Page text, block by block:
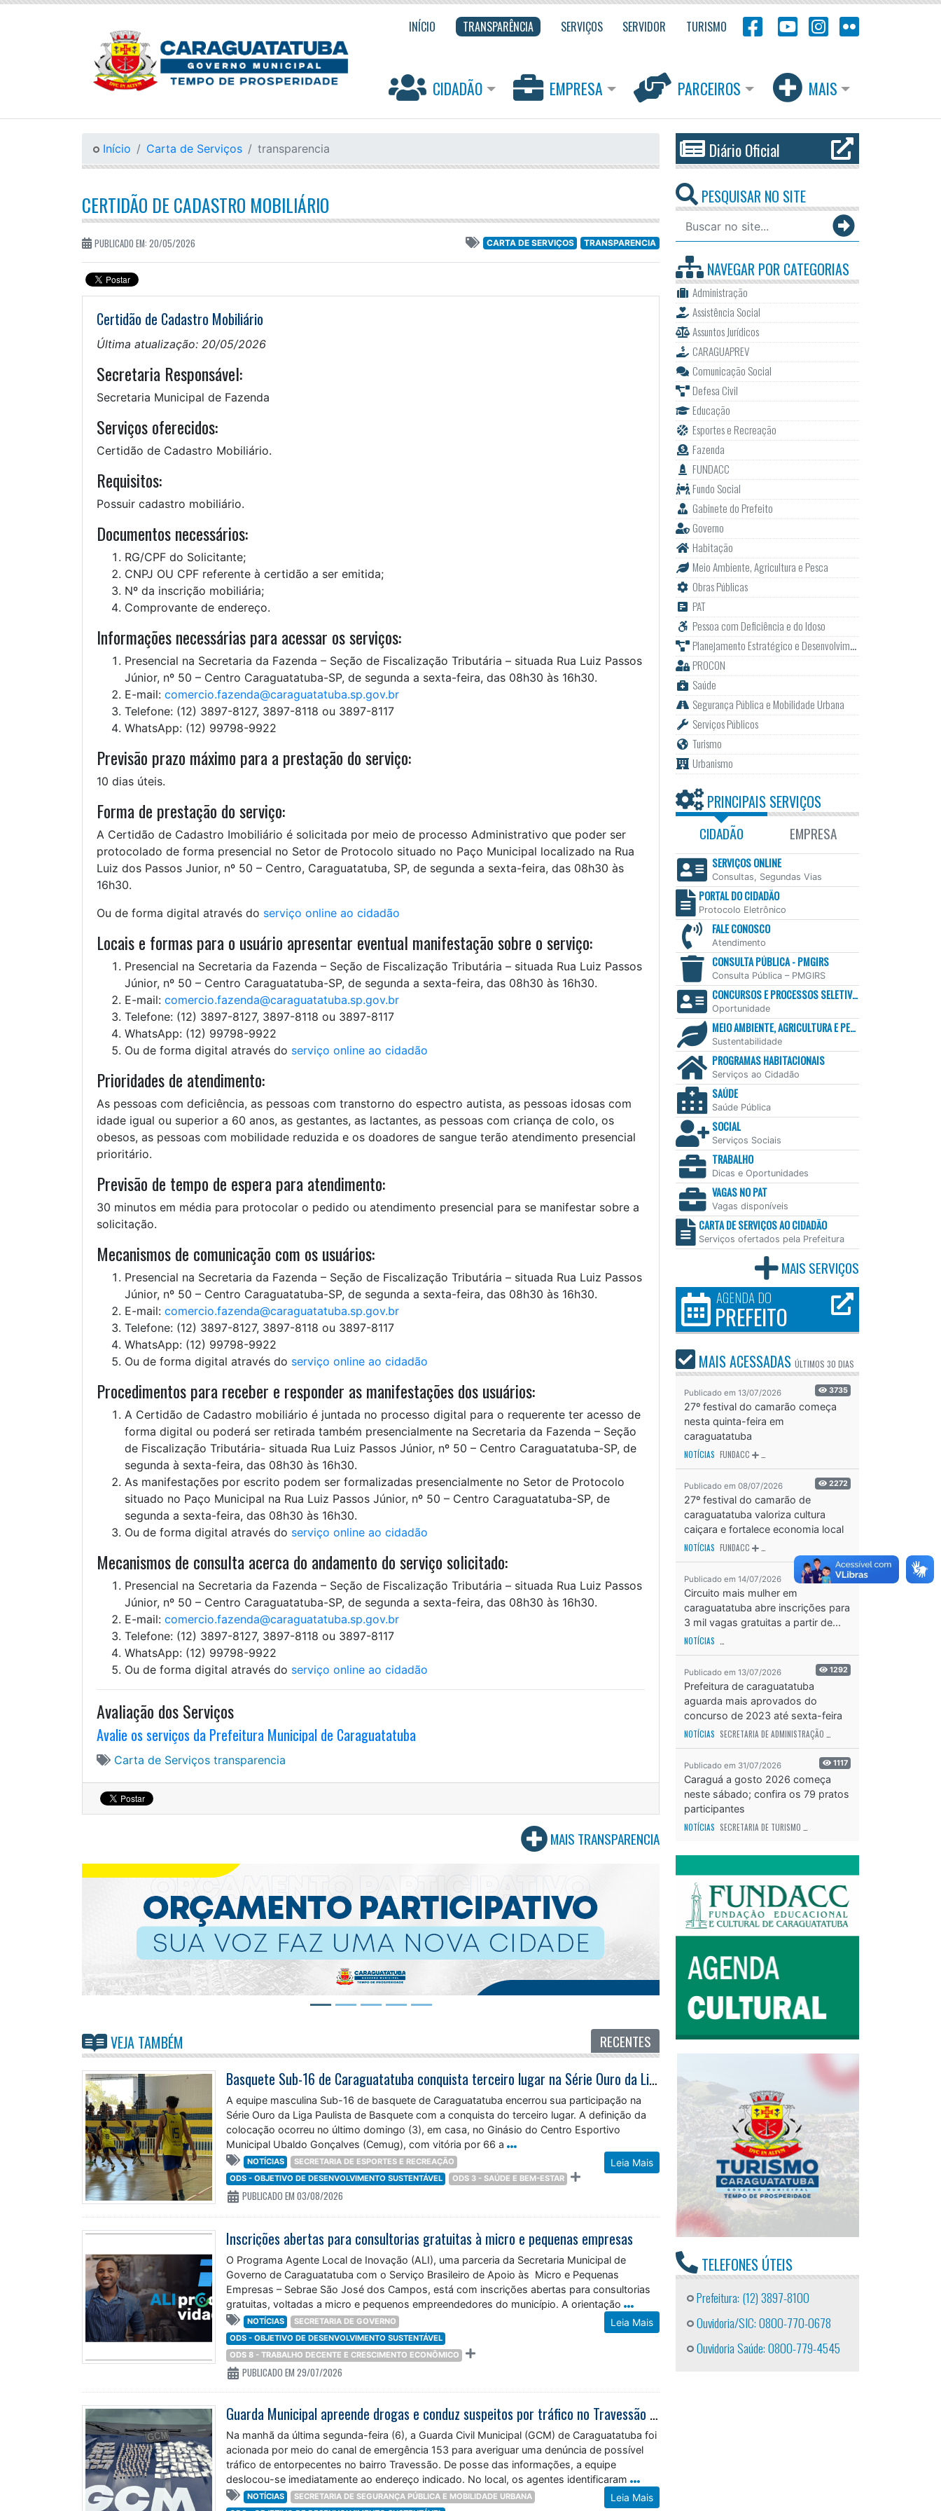
INÍCIO TRANSPARÊNCIA SERVIÇOS SERVIDOR TURISMO
CIDADÃO EMPRESA PARCEIROS MAIS
Início Carta de Serviços transparencia
CERTIDÃO DE CADASTRO MOBILIÁRIO
PUBLICADO EM: 20/05/2026 CARTA DE SERVIÇOS TRANSPARENCIA
Certidão de Cadastro Mobiliário
Última atualização: 20/05/2026
Secretaria Responsável:
Secretaria Municipal de Fazenda
Serviços oferecidos:
Certidão de Cadastro Mobiliário.
Requisitos:
Possuir cadastro mobiliário.
Documentos necessários:
RG/CPF do Solicitante;
CNPJ OU CPF referente à certidão a ser emitida;
Nº da inscrição mobiliária;
Comprovante de endereço.
Informações necessárias para acessar os serviços:
Presencial na Secretaria da Fazenda – Seção de Fiscalização Tributária – situada Rua Luiz Passos
Júnior, nº 50 – Centro Caraguatatuba-SP, de segunda a sexta-feira, das 08h30 às 16h30.
E-mail: comercio.fazenda@caraguatatuba.sp.gov.br
Telefone: (12) 3897-8127, 3897-8118 ou 3897-8117
WhatsApp: (12) 99798-9922
Previsão prazo máximo para a prestação do serviço:
10 dias úteis.
Forma de prestação do serviço:
A Certidão de Cadastro Imobiliário é solicitada por meio de processo Administrativo que poder ser
protocolado de forma presencial no Setor de Protocolo situado no Paço Municipal localizado na Rua
Luiz dos Passos Junior, nº 50 – Centro, Caraguatatuba, SP, de segunda a sexta-feira, das 08h30 às
16h30.
Ou de forma digital através do serviço online ao cidadão
Locais e formas para o usuário apresentar eventual manifestação sobre o serviço:
Presencial na Secretaria da Fazenda – Seção de Fiscalização Tributária – situada Rua Luiz Passos
Júnior, nº 50 – Centro Caraguatatuba-SP, de segunda a sexta-feira, das 08h30 às 16h30.
E-mail: comercio.fazenda@caraguatatuba.sp.gov.br
Telefone: (12) 3897-8127, 3897-8118 ou 3897-8117
WhatsApp: (12) 99798-9922
Ou de forma digital através do serviço online ao cidadão
Prioridades de atendimento:
As pessoas com deficiência, as pessoas com transtorno do espectro autista, as pessoas idosas com
idade igual ou superior a 60 anos, as gestantes, as lactantes, as pessoas com criança de colo, os
obesos, as pessoas com mobilidade reduzida e os doadores de sangue terão atendimento presencial
prioritário.
Previsão de tempo de espera para atendimento:
30 minutos em média para protocolar o pedido ou atendimento presencial para se manifestar sobre a
solicitação.
Mecanismos de comunicação com os usuários:
Presencial na Secretaria da Fazenda – Seção de Fiscalização Tributária – situada Rua Luiz Passos
Júnior, nº 50 – Centro Caraguatatuba-SP, de segunda a sexta-feira, das 08h30 às 16h30.
E-mail: comercio.fazenda@caraguatatuba.sp.gov.br
Telefone: (12) 3897-8127, 3897-8118 ou 3897-8117
WhatsApp: (12) 99798-9922
Ou de forma digital através do serviço online ao cidadão
Procedimentos para receber e responder as manifestações dos usuários:
A Certidão de Cadastro mobiliário é juntada no processo digital para o requerente ter acesso de
forma digital ou poderá ser retirada também presencialmente na Secretaria da Fazenda – Seção
de Fiscalização Tributária- situada Rua Luiz Passos Júnior, nº 50 – Centro Caraguatatuba-SP, de
segunda à sexta-feira, das 08h30 às 16h30.
As manifestações por escrito podem ser formalizadas presencialmente no Setor de Protocolo
situado no Paço Municipal na Rua Luiz Passos Júnior, nº 50 – Centro Caraguatatuba-SP, de
segunda a sexta-feira, das 08h30 às 16h30.
Ou de forma digital através do serviço online ao cidadão
Mecanismos de consulta acerca do andamento do serviço solicitado:
Presencial na Secretaria da Fazenda – Seção de Fiscalização Tributária – situada Rua Luiz Passos
Júnior, nº 50 – Centro Caraguatatuba-SP, de segunda a sexta-feira, das 08h30 às 16h30.
E-mail: comercio.fazenda@caraguatatuba.sp.gov.br
Telefone: (12) 3897-8127, 3897-8118 ou 3897-8117
WhatsApp: (12) 99798-9922
Ou de forma digital através do serviço online ao cidadão
Avaliação dos Serviços
Avalie os serviços da Prefeitura Municipal de Caraguatatuba
Carta de Serviços transparencia
MAIS TRANSPARENCIA
VEJA TAMBÉM RECENTES
A equipe masculina Sub-16 de basquete de Caraguatatuba encerrou sua participação na
Série Ouro da Liga Paulista de Basquete com a conquista do terceiro lugar. A definição da
colocação ocorreu no último domingo (3), em casa, no Ginásio do Centro Esportivo
Municipal Ubaldo Gonçalves (Cemug), com vitória por 66 a
Leia Mais
NOTÍCIAS
SECRETARIA DE ESPORTES E RECREAÇÃO
ODS - OBJETIVO DE DESENVOLVIMENTO SUSTENTÁVEL
ODS 3 - SAÚDE E BEM-ESTAR
PUBLICADO EM 03/08/2026
Inscrições abertas para consultorias gratuitas à micro e pequenas empresas
O Programa Agente Local de Inovação (ALI), uma parceria da Secretaria Municipal de
Governo de Caraguatatuba com o Serviço Brasileiro de Apoio às Micro e Pequenas
Empresas – Sebrae São José dos Campos, está com inscrições abertas para consultorias
gratuitas, voltadas a micro e pequenos empreendedores do município. A orientação
Leia Mais
NOTÍCIAS
SECRETARIA DE GOVERNO
ODS - OBJETIVO DE DESENVOLVIMENTO SUSTENTÁVEL
ODS 8 - TRABALHO DECENTE E CRESCIMENTO ECONÔMICO
PUBLICADO EM 29/07/2026
Na manhã da última segunda-feira (6), a Guarda Civil Municipal (GCM) de Caraguatatuba foi
acionada por meio do canal de emergência 153 para averiguar uma denúncia de possível
tráfico de entorpecentes no bairro Travessão. De posse das informações, a equipe
deslocou-se imediatamente ao endereço indicado. No local, os agentes identificaram
Leia Mais
NOTÍCIAS
SECRETARIA DE SEGURANÇA PÚBLICA E MOBILIDADE URBANA
ODS - OBJETIVO DE DESENVOLVIMENTO SUSTENTÁVEL
Diário Oficial
PESQUISAR NO SITE
NAVEGAR PORCATEGORIAS
Administração
Assistência Social
Assuntos Jurídicos
CARAGUAPREV
Comunicação Social
Defesa Civil
Educação
Esportes e Recreação
Fazenda
FUNDACC
Fundo Social
Gabinete do Prefeito
Governo
Habitação
Meio Ambiente, Agricultura e Pesca
Obras Públicas
PAT
Pessoa com Deficiência e do Idoso
Planejamento Estratégico e Desenvolvimento
PROCON
Saúde
Segurança Pública e Mobilidade Urbana
Serviços Públicos
Turismo
Urbanismo
PRINCIPAIS SERVIÇOS
CIDADÃO EMPRESA
SERVIÇOS ONLINE
Consultas, Segundas Vias
PORTAL DO CIDADÃO
Protocolo Eletrônico
FALE CONOSCO
Atendimento
CONSULTA PÚBLICA - PMGIRS
Consulta Pública – PMGIRS
CONCURSOS E PROCESSOS SELETIVOS
Oportunidade
MEIO AMBIENTE, AGRICULTURA E PESCA
Sustentabilidade
PROGRAMAS HABITACIONAIS
Serviços ao Cidadão
SAÚDE
Saúde Pública
SOCIAL
Serviços Sociais
TRABALHO
Dicas e Oportunidades
VAGAS NO PAT
Vagas disponíveis
CARTA DE SERVIÇOS AO CIDADÃO
Serviços ofertados pela Prefeitura
MAIS SERVIÇOS
AGENDA DO
PREFEITO
MAIS ACESSADAS ÚLTIMOS 30 DIAS
Publicado em 13/07/2026 3735
27º festival do camarão começa
nesta quinta-feira em
caraguatatuba
NOTÍCIAS FUNDACC
Publicado em 08/07/2026 2272
27º festival do camarão de
caraguatatuba valoriza cultura
caiçara e fortalece economia local
NOTÍCIAS FUNDACC
Publicado em 14/07/2026 2212
Circuito mais mulher em
caraguatatuba abre inscrições para
3 mil vagas gratuitas a partir de...
NOTÍCIAS
Publicado em 13/07/2026 1292
Prefeitura de caraguatatuba
aguarda mais aprovados do
concurso de 2023 até sexta-feira
(17)
NOTÍCIAS SECRETARIA DE ADMINISTRAÇÃO
Publicado em 31/07/2026 1117
Caraguá a gosto 2026 começa
neste sábado; confira os 79 pratos
participantes
NOTÍCIAS SECRETARIA DE TURISMO
TELEFONES ÚTEIS
Prefeitura: (12) 3897-8100
Ouvidoria/SIC: 0800-770-0678
Ouvidoria Saúde: 0800-779-4545